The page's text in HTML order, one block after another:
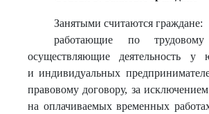
Занятыми считаются граждане:
работающие по
осуществляющие деятельность у
и индивидуальных
правовому договору, за
на оплачиваемых временных